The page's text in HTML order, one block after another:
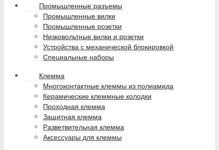
Промышленные разъемы
Промышленные вилки
Промышленные розетки
Низковольтные вилки и розетки
Устройства с механической блокировкой
Специальные наборы
Клемма
Многоконтактные клеммы из полиамида
Керамические клеммные колодки
Проходная клемма
Защитная клемма
Разветвительная клемма
Аксессуары для клеммы